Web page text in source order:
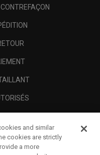
and similar
cookies are strictly
a more